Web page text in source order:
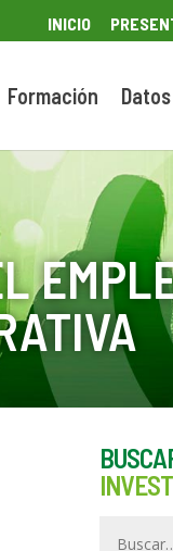
INICIO
Formación Datos